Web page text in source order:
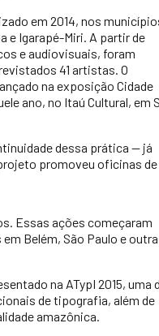
em 2014, nos
e Igarapé-Miri. A partir de
e audiovisuais, foram
41 artistas. O
na exposição Cidade
ano, no Itaú Cultural, em
dessa prática — já
promoveu oficinas de
Essas ações começaram
Belém, São Paulo e
na ATypI 2015, uma
de tipografia, além de
amazônica.